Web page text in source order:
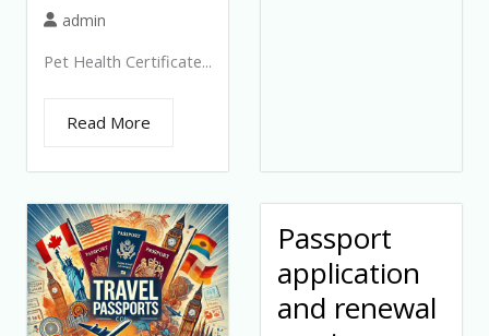
admin
Pet Health Certificate...
Read More
Passport
application
and renewal